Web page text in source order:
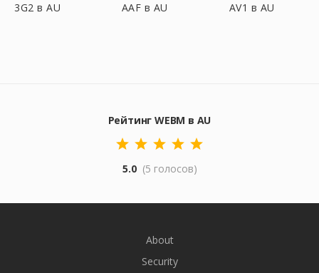
3G2 в AU AAF в AU AV1 в AU
Рейтинг WEBM в AU
5.0 (5 голосов)
About
Security